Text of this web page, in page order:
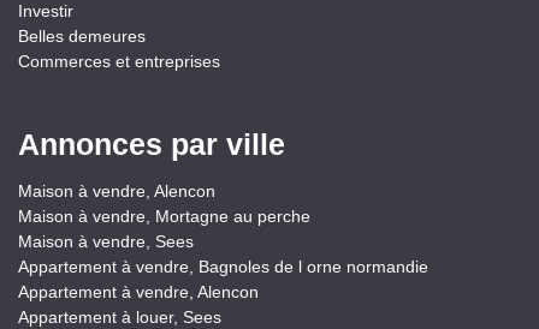
Investir
Belles demeures
Commerces et entreprises
Annonces par ville
Maison à vendre, Alencon
Maison à vendre, Mortagne au perche
Maison à vendre, Sees
Appartement à vendre, Bagnoles de l orne normandie
Appartement à vendre, Alencon
Appartement à louer, Sees